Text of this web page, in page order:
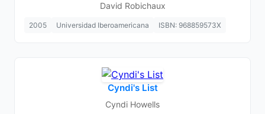
David Robichaux
2005 Universidad Iberoamericana ISBN: 968859573X
Cyndi's List
Cyndi Howells